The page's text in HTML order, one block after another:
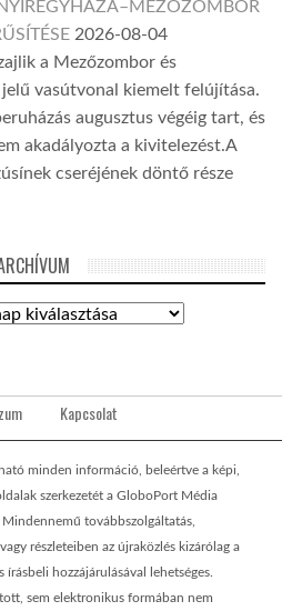
2026-08-04
a Mezőzombor és
vasútvonal kiemelt felújítása.
augusztus végéig tart, és
akadályozta a kivitelezést.A
cseréjének döntő része
Kapcsolat
minden információ, beleértve a képi,
szerkezetét a GloboPort Média
továbbszolgáltatás,
részleteiben az újraközlés kizárólag a
hozzájárulásával lehetséges.
sem elektronikus formában nem